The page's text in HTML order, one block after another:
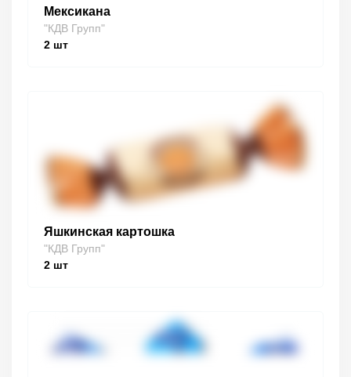
Мексикана
"КДВ Групп"
2 шт
Яшкинская картошка
"КДВ Групп"
2 шт